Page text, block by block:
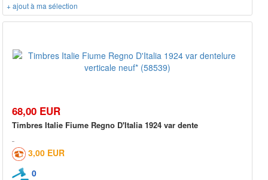
+ ajout à ma sélection
68,00 EUR
Timbres Italie Fiume Regno D'Italia 1924 var dente
3,00 EUR
0